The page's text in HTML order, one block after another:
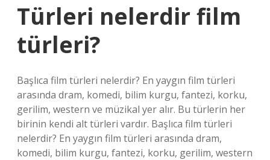
Türleri nelerdir film
türleri?
Başlıca film türleri nelerdir? En yaygın film türleri
arasında dram, komedi, bilim kurgu, fantezi, korku,
gerilim, western ve müzikal yer alır. Bu türlerin her
birinin kendi alt türleri vardır. Başlıca film türleri
nelerdir? En yaygın film türleri arasında dram,
komedi, bilim kurgu, fantezi, korku, gerilim, western